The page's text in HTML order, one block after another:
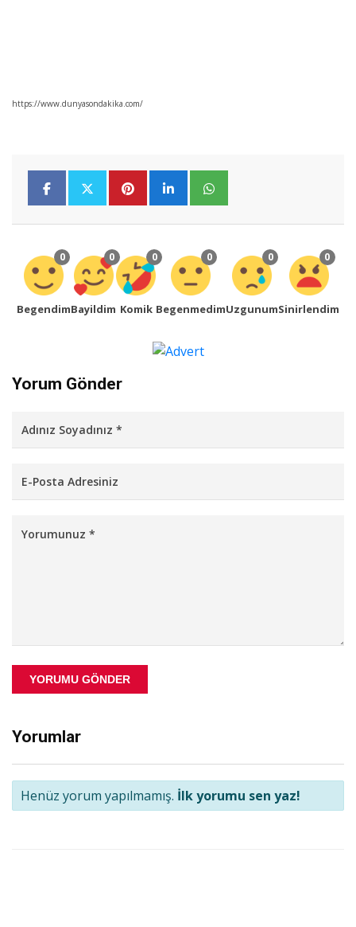
https://www.dunyasondakika.com/
0
Begendim
0
Bayildim
0
Komik
0
Begenmedim
0
Uzgunum
0
Sinirlendim
Yorum Gönder
YORUMU GÖNDER
Yorumlar
Henüz yorum yapılmamış. İlk yorumu sen yaz!